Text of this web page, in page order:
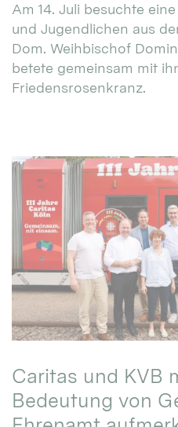
Am 14. Juli besuchte
und Jugendlichen aus
Dom. Weihbischof
betete gemeinsam mit
Friedensrosenkranz.
Caritas und KVB
Bedeutung von